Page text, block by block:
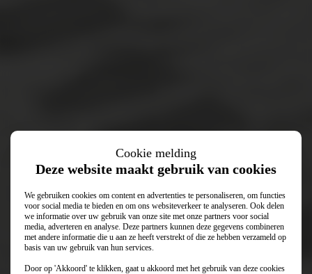
Cookie melding
Deze website maakt gebruik van cookies
We gebruiken cookies om content en advertenties te personaliseren, om functies
voor social media te bieden en om ons websiteverkeer te analyseren. Ook delen
we informatie over uw gebruik van onze site met onze partners voor social
media, adverteren en analyse. Deze partners kunnen deze gegevens combineren
met andere informatie die u aan ze heeft verstrekt of die ze hebben verzameld op
basis van uw gebruik van hun services.
Door op 'Akkoord' te klikken, gaat u akkoord met het gebruik van deze cookies